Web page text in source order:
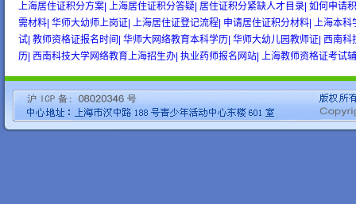
上海居住证积分方案| 上海居住证积分答疑| 居住证积分紧缺人才目录| 如何申请
需材料| 华师大幼师上岗证| 上海居住证登记流程| 申请居住证积分材料| 上海本科
试| 教师资格证报名时间| 华师大网络教育本科学历| 华师大幼儿园教师证| 西南科
历| 西南科技大学网络教育上海招生办| 执业药师报名网站| 上海教师资格证考试